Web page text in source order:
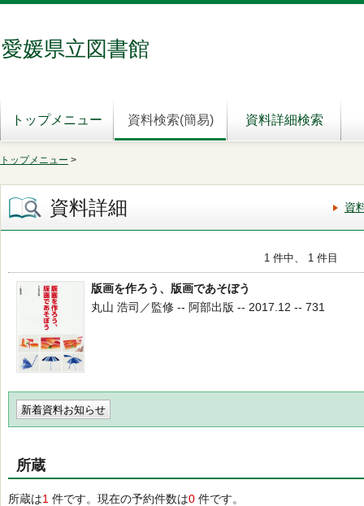
愛媛県立図書館
トップメニュー 資料検索(簡易) 資料詳細検索
トップメニュー >
資料詳細 資
1 件中、 1 件目
版画を作ろう、版画であそぼう
丸山 浩司／監修 -- 阿部出版 -- 2017.12 -- 731
新着資料お知らせ
所蔵
所蔵は1 件です。現在の予約件数は0 件です。